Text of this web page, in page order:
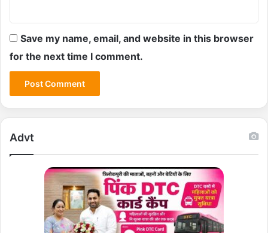
Save my name, email, and website in this browser
for the next time I comment.
Advt